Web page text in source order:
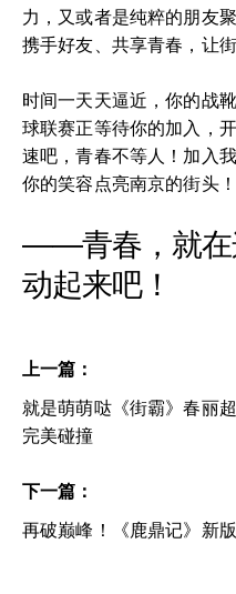
力，又或者是纯粹的朋友
携手好友、共享青春，让
时间一天天逼近，你的战
球联赛正等待你的加入，
速吧，青春不等人！加入
你的笑容点亮南京的街头！
——青春，就在
动起来吧！
上一篇：
就是萌萌哒《街霸》春丽
完美碰撞
下一篇：
再破巅峰！《鹿鼎记》新